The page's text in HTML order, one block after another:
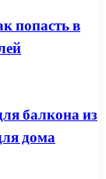
попасть в
балкона из
дома